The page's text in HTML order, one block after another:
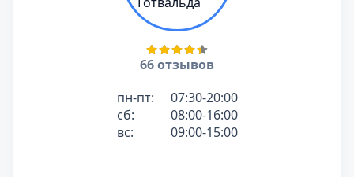
66 отзывов
пн-пт:
07:30-20:00
сб:
08:00-16:00
вс:
09:00-15:00